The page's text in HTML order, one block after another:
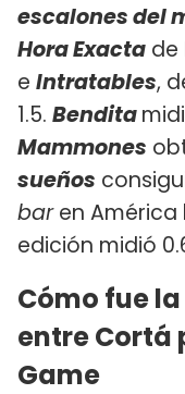
escalones del
Hora Exacta de
e Intratables,
1.5. Bendita
Mammones
sueños
baren América
edición midió
Cómo fue
entre Cortá
Game